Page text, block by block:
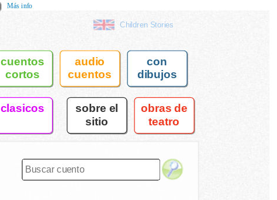
Children Stories
cuentos
cortos
audio
cuentos
con
dibujos
clasicos sobre el
sitio
obras de
teatro
Más info